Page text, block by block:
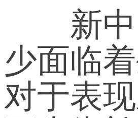
新中国
少面临
对于表